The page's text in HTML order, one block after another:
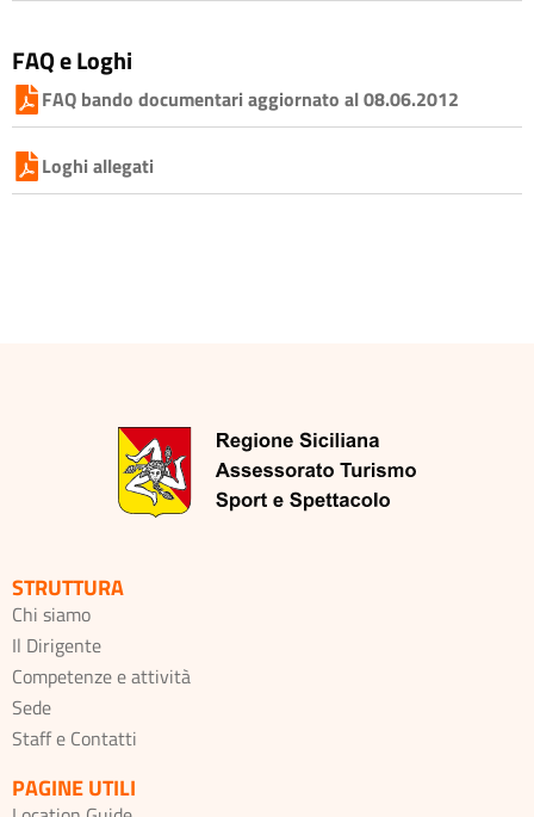
FAQ e Loghi
FAQ bando documentari aggiornato al 08.06.2012
Loghi allegati
STRUTTURA
Chi siamo
Il Dirigente
Competenze e attività
Sede
Staff e Contatti
PAGINE UTILI